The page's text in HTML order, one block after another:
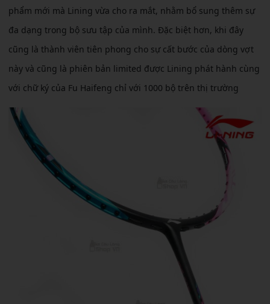
phẩm mới mà Lining vừa cho ra mắt, nhằm bổ sung thêm sự
đa dạng trong bộ sưu tập của mình. Đặc biệt hơn, khi đây
cũng là thành viên tiên phong cho sự cất bước của dòng vợt
này và cũng là phiên bản limited được Lining phát hành cùng
với chữ ký của Fu Haifeng chỉ với 1000 bộ trên thị trường